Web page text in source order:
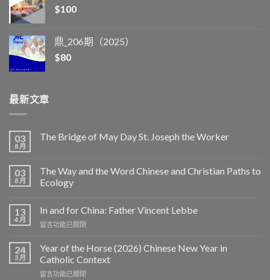
$100
鼎_206期（2025）
$80
最新文章
03
8 月
The Bridge of May Day St. Joseph the Worker
03
8 月
The Way and the Word Chinese and Christian Paths to
Ecology
13
4 月
In and for China: Father Vincent Lebbe
在
and
for
China:
Father
留言功能已關閉
24
3 月
Year of the Horse (2026) Chinese New Year in
Catholic Context
在
留言功能已關閉